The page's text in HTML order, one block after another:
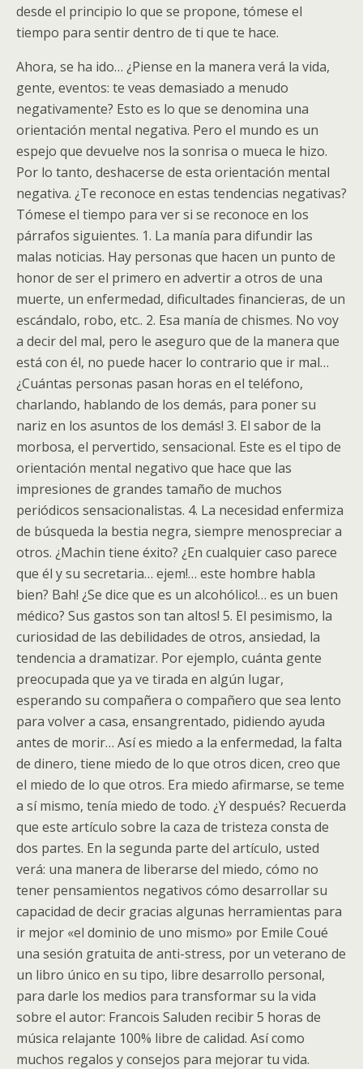
desde el principio lo que se propone, tómese el
tiempo para sentir dentro de ti que te hace.
Ahora, se ha ido… ¿Piense en la manera verá la vida,
gente, eventos: te veas demasiado a menudo
negativamente? Esto es lo que se denomina una
orientación mental negativa. Pero el mundo es un
espejo que devuelve nos la sonrisa o mueca le hizo.
Por lo tanto, deshacerse de esta orientación mental
negativa. ¿Te reconoce en estas tendencias negativas?
Tómese el tiempo para ver si se reconoce en los
párrafos siguientes. 1. La manía para difundir las
malas noticias. Hay personas que hacen un punto de
honor de ser el primero en advertir a otros de una
muerte, un enfermedad, dificultades financieras, de un
escándalo, robo, etc.. 2. Esa manía de chismes. No voy
a decir del mal, pero le aseguro que de la manera que
está con él, no puede hacer lo contrario que ir mal…
¿Cuántas personas pasan horas en el teléfono,
charlando, hablando de los demás, para poner su
nariz en los asuntos de los demás! 3. El sabor de la
morbosa, el pervertido, sensacional. Este es el tipo de
orientación mental negativo que hace que las
impresiones de grandes tamaño de muchos
periódicos sensacionalistas. 4. La necesidad enfermiza
de búsqueda la bestia negra, siempre menospreciar a
otros. ¿Machin tiene éxito? ¿En cualquier caso parece
que él y su secretaria… ejem!… este hombre habla
bien? Bah! ¿Se dice que es un alcohólico!… es un buen
médico? Sus gastos son tan altos! 5. El pesimismo, la
curiosidad de las debilidades de otros, ansiedad, la
tendencia a dramatizar. Por ejemplo, cuánta gente
preocupada que ya ve tirada en algún lugar,
esperando su compañera o compañero que sea lento
para volver a casa, ensangrentado, pidiendo ayuda
antes de morir… Así es miedo a la enfermedad, la falta
de dinero, tiene miedo de lo que otros dicen, creo que
el miedo de lo que otros. Era miedo afirmarse, se teme
a sí mismo, tenía miedo de todo. ¿Y después? Recuerda
que este artículo sobre la caza de tristeza consta de
dos partes. En la segunda parte del artículo, usted
verá: una manera de liberarse del miedo, cómo no
tener pensamientos negativos cómo desarrollar su
capacidad de decir gracias algunas herramientas para
ir mejor «el dominio de uno mismo» por Emile Coué
una sesión gratuita de anti-stress, por un veterano de
un libro único en su tipo, libre desarrollo personal,
para darle los medios para transformar su la vida
sobre el autor: Francois Saluden recibir 5 horas de
música relajante 100% libre de calidad. Así como
muchos regalos y consejos para mejorar tu vida.